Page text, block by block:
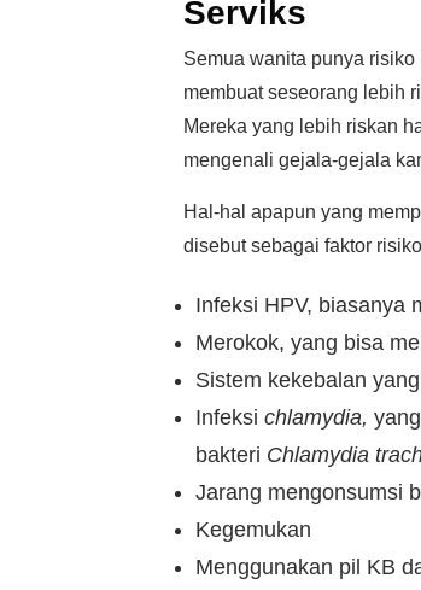
Serviks
Semua wanita punya
membuat seseorang lebih
Mereka yang lebih riskan
mengenali gejala-gejala
Hal-hal apapun yang
disebut sebagai faktor
Infeksi HPV, biasanya
Merokok, yang bisa
Sistem kekebalan
Infeksi chlamydia,
bakteri Chlamydia
Jarang mengonsumsi
Kegemukan
Menggunakan pil KB